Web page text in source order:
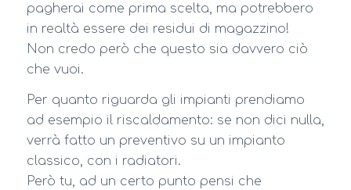
pagherai come prima scelta, ma potrebbero
in realtà essere dei residui di magazzino!
Non credo però che questo sia davvero ciò
che vuoi.
Per quanto riguarda gli impianti prendiamo
ad esempio il riscaldamento: se non dici nulla,
verrà fatto un preventivo su un impianto
classico, con i radiatori.
Però tu, ad un certo punto pensi che